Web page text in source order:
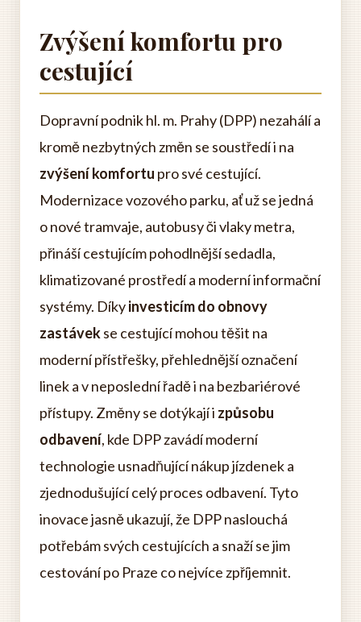
Zvýšení komfortu pro
cestující
Dopravní podnik hl. m. Prahy (DPP) nezahálí a
kromě nezbytných změn se soustředí i na
zvýšení komfortu pro své cestující.
Modernizace vozového parku, ať už se jedná
o nové tramvaje, autobusy či vlaky metra,
přináší cestujícím pohodlnější sedadla,
klimatizované prostředí a moderní informační
systémy. Díkyinvesticím do obnovy
zastávekse cestující mohou těšit na
moderní přístřešky, přehlednější označení
linek a v neposlední řadě i na bezbariérové
přístupy. Změny se dotýkají i způsobu
odbavení, kde DPP zavádí moderní
technologie usnadňující nákup jízdenek a
zjednodušující celý proces odbavení. Tyto
inovace jasně ukazují, že DPP naslouchá
potřebám svých cestujících a snaží se jim
cestování po Praze co nejvíce zpříjemnit.